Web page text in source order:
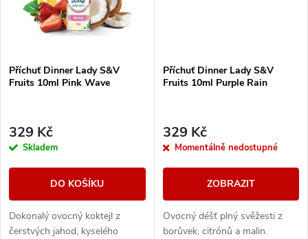
Příchuť Dinner Lady S&V
Fruits 10ml Pink Wave
329 Kč
Skladem
DO KOŠÍKU
Dokonalý ovocný koktejl z
čerstvých jahod, kyselého
Příchuť Dinner Lady S&V
Fruits 10ml Purple Rain
329 Kč
Momentálně nedostupné
ZOBRAZIT
Ovocný déšť plný svěžesti z
borůvek, citrónů a malin.